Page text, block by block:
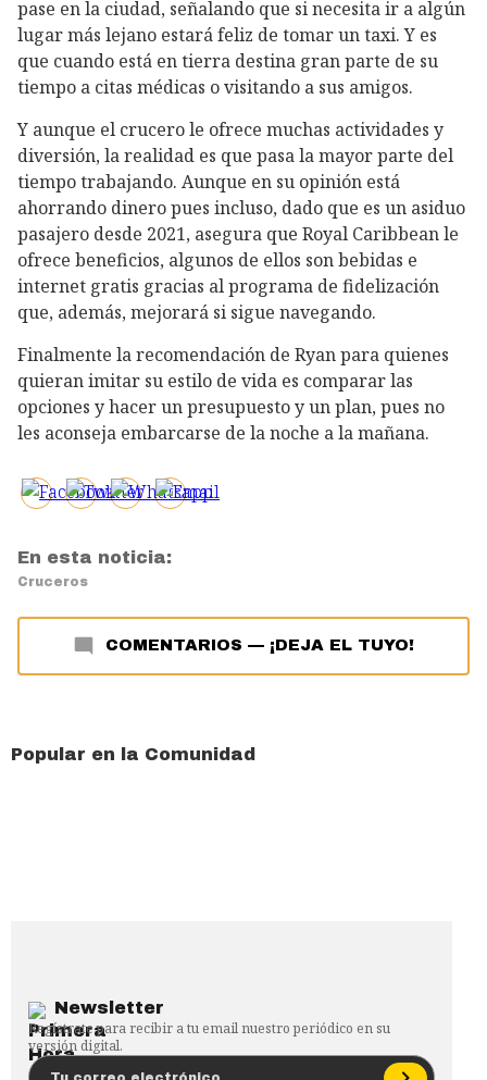
pase en la ciudad, señalando que si necesita ir a algún
lugar más lejano estará feliz de tomar un taxi. Y es
que cuando está en tierra destina gran parte de su
tiempo a citas médicas o visitando a sus amigos.
Y aunque el crucero le ofrece muchas actividades y
diversión, la realidad es que pasa la mayor parte del
tiempo trabajando. Aunque en su opinión está
ahorrando dinero pues incluso, dado que es un asiduo
pasajero desde 2021, asegura que Royal Caribbean le
ofrece beneficios, algunos de ellos son bebidas e
internet gratis gracias al programa de fidelización
que, además, mejorará si sigue navegando.
Finalmente la recomendación de Ryan para quienes
quieran imitar su estilo de vida es comparar las
opciones y hacer un presupuesto y un plan, pues no
les aconseja embarcarse de la noche a la mañana.
En esta noticia:
Cruceros
COMENTARIOS — ¡DEJA EL TUYO!
Popular en la Comunidad
Newsletter
Regístrate para recibir a tu email nuestro periódico en su
versión digital.